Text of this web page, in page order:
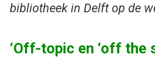
bibliotheek in Delft op de
‘Off-topic en ‘off the